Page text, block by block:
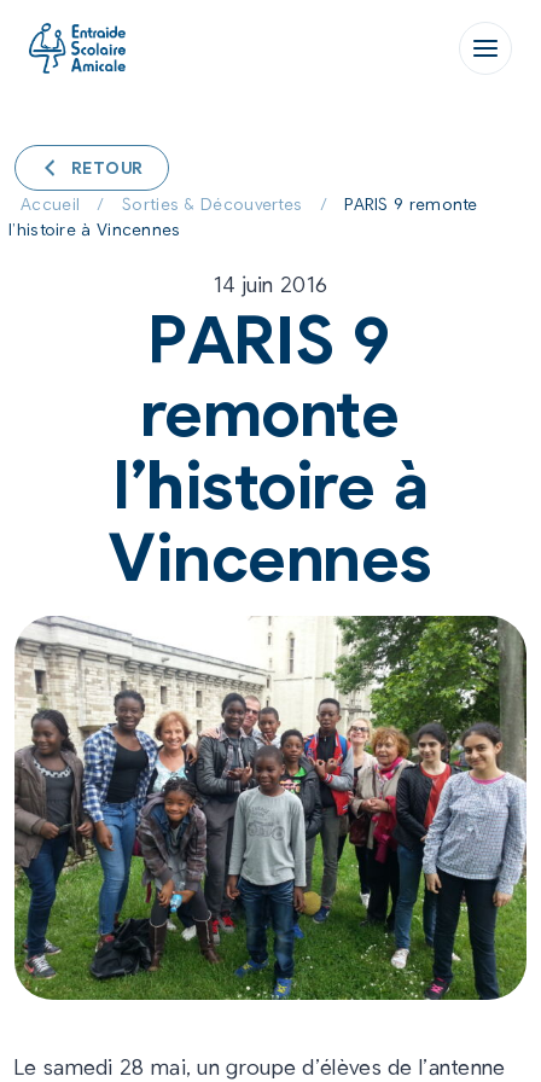
RETOUR
Accueil
/ Sorties & Découvertes /
PARIS 9 remonte
l’histoire à Vincennes
14 juin 2016
PARIS 9
remonte
l’histoire à
Vincennes
Le samedi 28 mai, un groupe d’élèves de l’antenne